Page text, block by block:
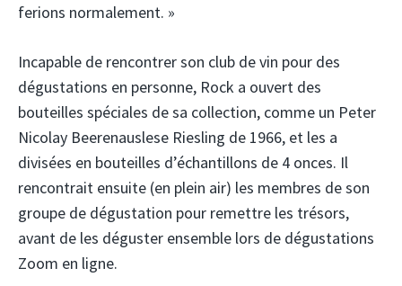
ferions normalement. »
Incapable de rencontrer son club de vin pour des
dégustations en personne, Rock a ouvert des
bouteilles spéciales de sa collection, comme un Peter
Nicolay Beerenauslese Riesling de 1966, et les a
divisées en bouteilles d’échantillons de 4 onces. Il
rencontrait ensuite (en plein air) les membres de son
groupe de dégustation pour remettre les trésors,
avant de les déguster ensemble lors de dégustations
Zoom en ligne.